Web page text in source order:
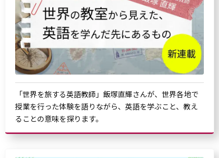
「世界を旅する英語教師」飯塚直輝さんが、世界各地で
授業を行った体験を語りながら、英語を学ぶこと、教え
ることの意味を探ります。